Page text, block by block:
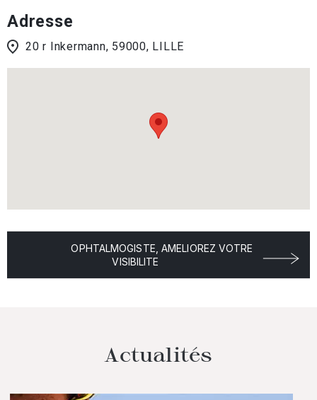
Adresse
20 r Inkermann, 59000, LILLE
OPHTALMOGISTE, AMELIOREZ VOTRE
VISIBILITE
Actualités